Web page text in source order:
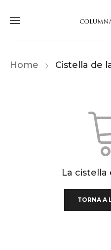
Home Cistella de
La cistella
TORNA A